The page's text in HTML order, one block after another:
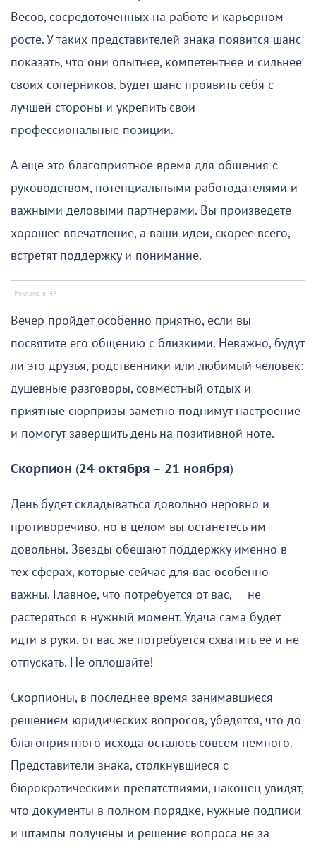
Весов, сосредоточенных на работе и карьерном
росте. У таких представителей знака появится шанс
показать, что они опытнее, компетентнее и сильнее
своих соперников. Будет шанс проявить себя с
лучшей стороны и укрепить свои
профессиональные позиции.
А еще это благоприятное время для общения с
руководством, потенциальными работодателями и
важными деловыми партнерами. Вы произведете
хорошее впечатление, а ваши идеи, скорее всего,
встретят поддержку и понимание.
Вечер пройдет особенно приятно, если вы
посвятите его общению с близкими. Неважно, будут
ли это друзья, родственники или любимый человек:
душевные разговоры, совместный отдых и
приятные сюрпризы заметно поднимут настроение
и помогут завершить день на позитивной ноте.
Скорпион (24 октября – 21 ноября)
День будет складываться довольно неровно и
противоречиво, но в целом вы останетесь им
довольны. Звезды обещают поддержку именно в
тех сферах, которые сейчас для вас особенно
важны. Главное, что потребуется от вас, — не
растеряться в нужный момент. Удача сама будет
идти в руки, от вас же потребуется схватить ее и не
отпускать. Не оплошайте!
Скорпионы, в последнее время занимавшиеся
решением юридических вопросов, убедятся, что до
благоприятного исхода осталось совсем немного.
Представители знака, столкнувшиеся с
бюрократическими препятствиями, наконец увидят,
что документы в полном порядке, нужные подписи
и штампы получены и решение вопроса не за